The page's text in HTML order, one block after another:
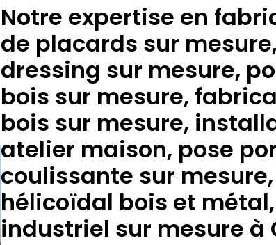
Notre expertise en
de placards sur
dressing sur mesure,
bois sur mesure,
bois sur mesure,
atelier maison, pose
coulissante sur
hélicoïdal bois et
industriel sur mesure à